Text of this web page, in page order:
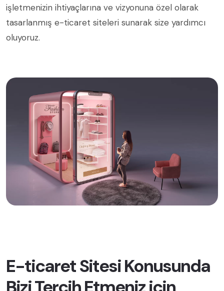
işletmenizin ihtiyaçlarına ve vizyonuna özel olarak
tasarlanmış e-ticaret siteleri sunarak size yardımcı
oluyoruz.
E-ticaret Sitesi Konusunda